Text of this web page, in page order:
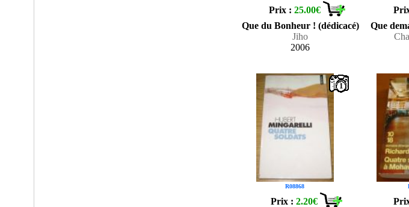
Prix :25.00€
Que du Bonheur ! (dédicacé)
Jiho
2006
Que
R08868
1
Prix :2.20€